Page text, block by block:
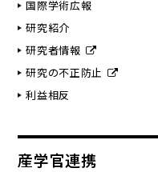
国際学術広報
研究紹介
研究者情報
研究の不正防止
利益相反
産学官連携